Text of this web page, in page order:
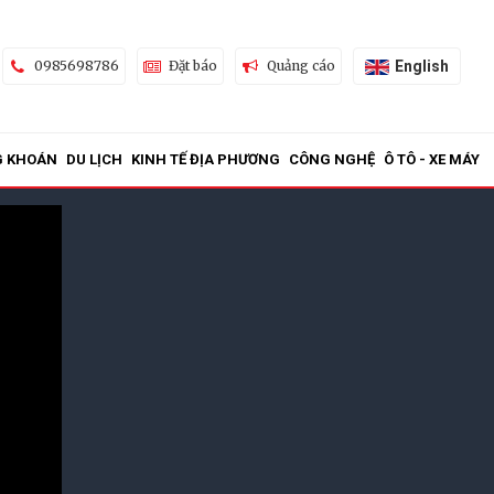
0985698786 Đặt báo Quảng cáo English
KHOÁN DU LỊCH KINH TẾ ĐỊA PHƯƠNG CÔNG NGHỆ Ô TÔ - XE MÁY